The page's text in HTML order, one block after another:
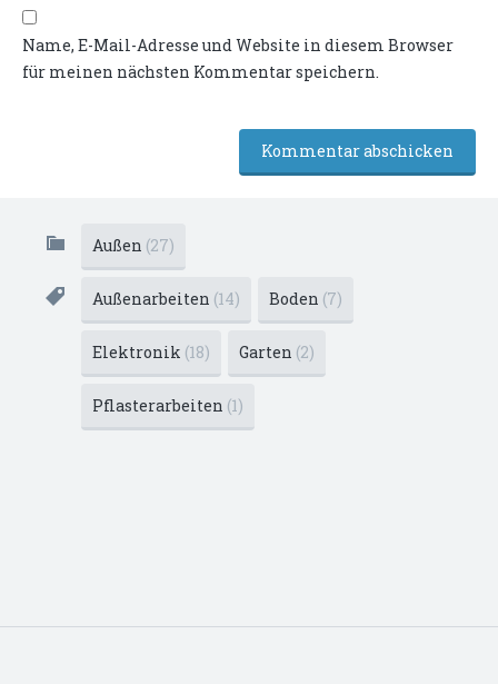
Name, E-Mail-Adresse und Website in diesem Browser
für meinen nächsten Kommentar speichern.
Außen (27)
Außenarbeiten (14) Boden (7)
Elektronik (18) Garten (2)
Pflasterarbeiten (1)